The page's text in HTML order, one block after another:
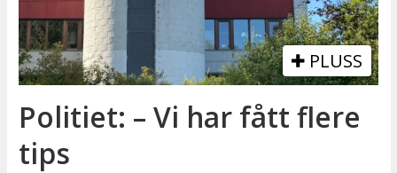
PLUSS
Politiet: – Vi har fått flere
tips